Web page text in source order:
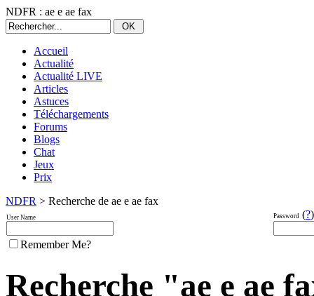
NDFR : ae e ae fax
Accueil
Actualité
Actualité LIVE
Articles
Astuces
Téléchargements
Forums
Blogs
Chat
Jeux
Prix
NDFR > Recherche de ae e ae fax
User Name Password (?)
Remember Me?
Recherche "ae e ae